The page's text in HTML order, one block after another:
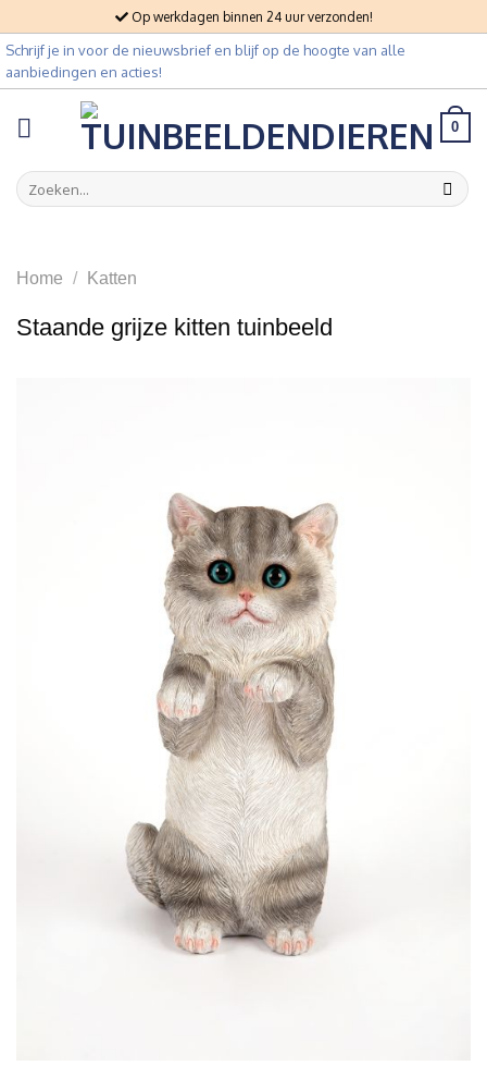
to
content
Op werkdagen binnen 24 uur verzonden!
Schrijf je in voor de nieuwsbrief en blijf op de hoogte van alle
aanbiedingen en acties!
0
Zoeken
naar:
Home / Katten
Staande grijze kitten tuinbeeld